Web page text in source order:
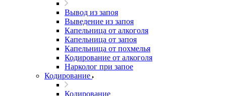
Вывод из запоя
Выведение из запоя
Капельница от алкоголя
Капельница от запоя
Капельница от похмелья
Кодирование от алкоголя
Нарколог при запое
Кодирование
Кодирование